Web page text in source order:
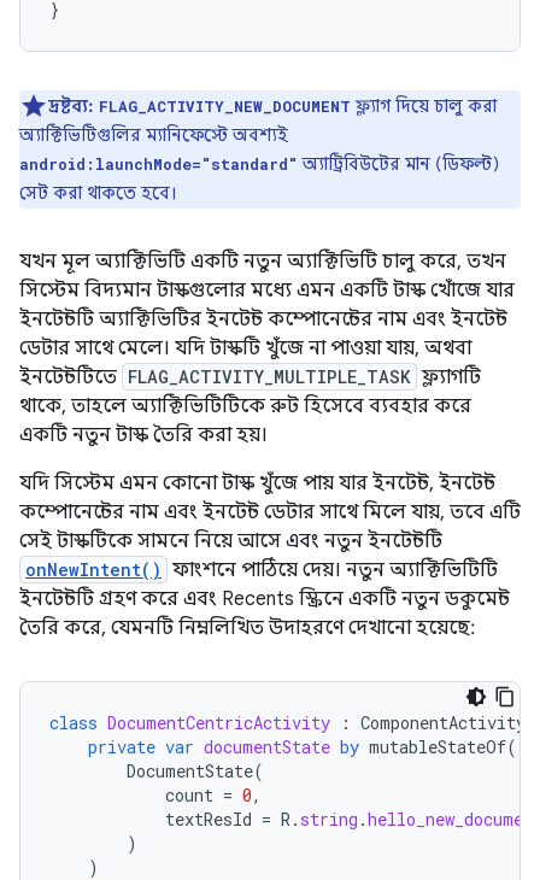
}
দ্রষ্টব্য: FLAG_ACTIVITY_NEW_DOCUMENT ফ্ল্যাগ দিয়ে চালু করা
অ্যাক্টিভিটিগুলির ম্যানিফেস্টে অবশ্যই
android:launchMode="standard" অ্যাট্রিবিউটের মান (ডিফল্ট)
সেট করা থাকতে হবে।
যখন মূল অ্যাক্টিভিটি একটি নতুন অ্যাক্টিভিটি চালু করে, তখন
সিস্টেম বিদ্যমান টাস্কগুলোর মধ্যে এমন একটি টাস্ক খোঁজে যার
ইনটেন্টটি অ্যাক্টিভিটির ইনটেন্ট কম্পোনেন্টের নাম এবং ইনটেন্ট
ডেটার সাথে মেলে। যদি টাস্কটি খুঁজে না পাওয়া যায়, অথবা
ইনটেন্টটিতে FLAG_ACTIVITY_MULTIPLE_TASK ফ্ল্যাগটি
থাকে, তাহলে অ্যাক্টিভিটিটিকে রুট হিসেবে ব্যবহার করে
একটি নতুন টাস্ক তৈরি করা হয়।
যদি সিস্টেম এমন কোনো টাস্ক খুঁজে পায় যার ইনটেন্ট, ইনটেন্ট
কম্পোনেন্টের নাম এবং ইনটেন্ট ডেটার সাথে মিলে যায়, তবে এটি
সেই টাস্কটিকে সামনে নিয়ে আসে এবং নতুন ইনটেন্টটি
onNewIntent() ফাংশনে পাঠিয়ে দেয়। নতুন অ্যাক্টিভিটিটি
ইনটেন্টটি গ্রহণ করে এবং Recents স্ক্রিনে একটি নতুন ডকুমেন্ট
তৈরি করে, যেমনটি নিম্নলিখিত উদাহরণে দেখানো হয়েছে:
class DocumentCentricActivity : ComponentActivity
private var documentState by mutableStateOf(
DocumentState(
count = 0,
textResId = R . string .
)
)